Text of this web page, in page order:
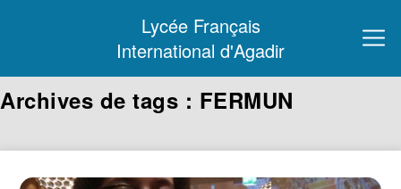
Lycée Français
International d'Agadir
Archives de tags : FERMUN